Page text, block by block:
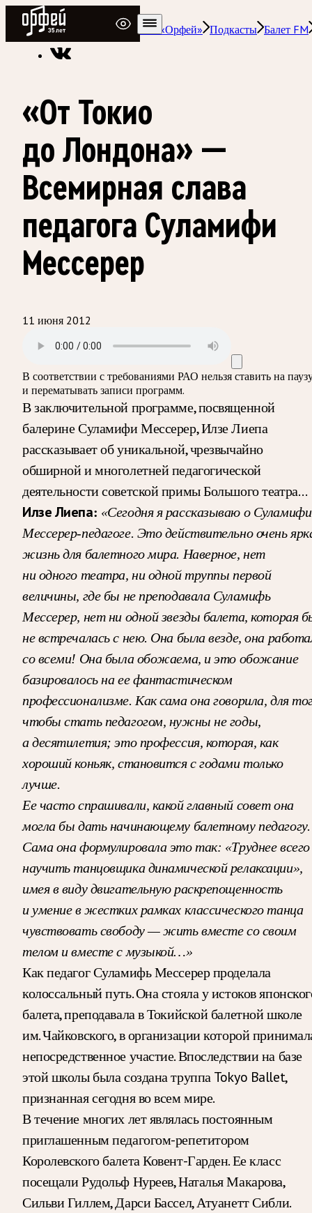
Радио Орфей
Радио классической музыки «Орфей» Подкасты Балет FM
«От Токио
до Лондона» —
Всемирная слава
педагога Суламифи
Мессерер
11 июня 2012
В соответствии с требованиями РАО нельзя ставить на
и перематывать записи программ.
В заключительной программе, посвященной
балерине Суламифи Мессерер, Илзе Лиепа
рассказывает об уникальной, чрезвычайно
обширной и многолетней педагогической
деятельности советской примы Большого театра…
Илзе Лиепа: «Сегодня я рассказываю о Суламифи
Мессерер-педагоге. Это действительно очень
жизнь для балетного мира. Наверное, нет
ни одного театра, ни одной труппы первой
величины, где бы не преподавала Суламифь
Мессерер, нет ни одной звезды балета, которая
не встречалась с нею. Она была везде, она
со всеми! Она была обожаема, и это обожание
базировалось на ее фантастическом
профессионализме. Как сама она говорила, для
чтобы стать педагогом, нужны не годы,
а десятилетия; это профессия, которая, как
хороший коньяк, становится с годами только
лучше.
Ее часто спрашивали, какой главный совет она
могла бы дать начинающему балетному педагогу.
Сама она формулировала это так: «Труднее всего
научить танцовщика динамической релаксации»,
имея в виду двигательную раскрепощенность
и умение в жестких рамках классического танца
чувствовать свободу — жить вместе со своим
телом и вместе с музыкой…»
Как педагог Суламифь Мессерер проделала
колоссальный путь. Она стояла у истоков
балета, преподавала в Токийской балетной школе
им. Чайковского, в организации которой
непосредственное участие. Впоследствии на базе
этой школы была создана труппа Tokyo Ballet,
признанная сегодня во всем мире.
В течение многих лет являлась постоянным
приглашенным педагогом-репетитором
Королевского балета Ковент-Гарден. Ее класс
посещали Рудольф Нуреев, Наталья Макарова,
Сильви Гиллем, Дарси Бассел, Атуанетт Сибли.